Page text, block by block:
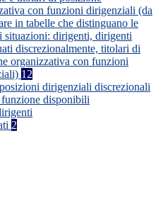
con funzioni dirigenziali (da
in tabelle che distinguano le
situazioni: dirigenti, dirigenti
discrezionalmente, titolari di
organizzativa con funzioni
12
dirigenziali discrezionali
disponibili
2